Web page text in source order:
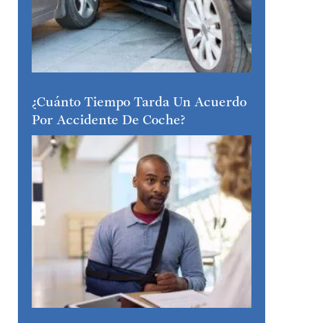
¿Cuánto Tiempo Tarda Un Acuerdo
Por Accidente De Coche?
PERSPECTIVAS Y